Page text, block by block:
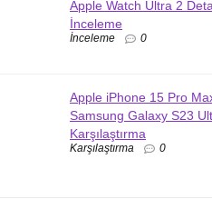
Apple Watch Ultra 2
İnceleme
İnceleme 0
Apple iPhone 15 Pro
Samsung Galaxy S23
Karşılaştırma
Karşılaştırma 0